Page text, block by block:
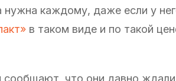
каждому, даже если у
в таком виде и по такой
сообщают, что они давно